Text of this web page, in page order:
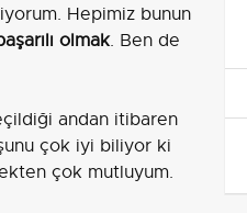
Hepimiz bunun
olmak. Ben de
andan itibaren
çok iyi biliyor ki
çok mutluyum.